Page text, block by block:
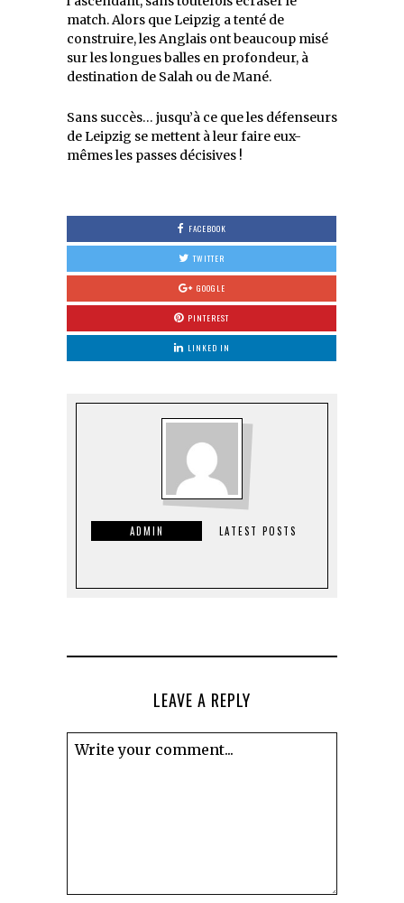
match. Alors que Leipzig a tenté de
construire, les Anglais ont beaucoup misé
sur les longues balles en profondeur, à
destination de Salah ou de Mané.
Sans succès… jusqu’à ce que les défenseurs
de Leipzig se mettent à leur faire eux-
mêmes les passes décisives !
FACEBOOK
TWITTER
GOOGLE
PINTEREST
LINKED IN
ADMIN LATEST POSTS
LEAVE A REPLY